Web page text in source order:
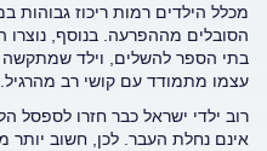
מכלל הילדים רמות ריכוז גבוהות
הסובלים מההפרעה. בנוסף,
בתי הספר להשלים, וילד שמתקשה
עצמו מתמודד עם קושי רב מהרגיל.
רוב ילדי ישראל כבר חזרו לספסל
אינם נחלת העבר. לכן, חשוב